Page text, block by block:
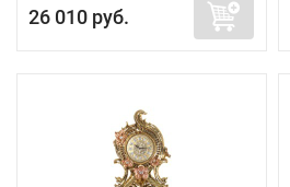
26 010 руб.